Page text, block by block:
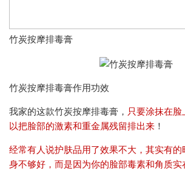
竹炭按摩排毒膏
竹炭按摩排毒膏作用功效
我家的这款竹炭按摩排毒膏， 只要涂抹在
以把脸部的激素和重金属残留排出来 ！
经常有人说护肤品用了效果不大，其实有
身不够好，而是因为你的脸部毒素和角质实